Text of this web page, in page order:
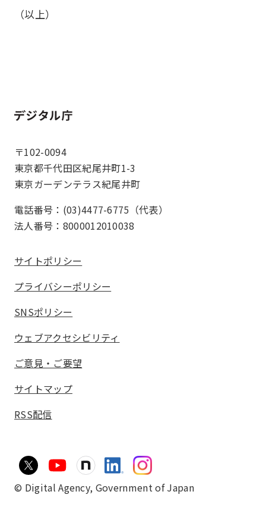
（以上）
ホーム
〒102-0094
東京都千代田区紀尾井町1-3
東京ガーデンテラス紀尾井町
電話番号：(03)4477-6775（代表）
法人番号：8000012010038
サイトポリシー
プライバシーポリシー
SNSポリシー
ウェブアクセシビリティ
ご意見・ご要望
サイトマップ
RSS配信
© Digital Agency, Government of Japan